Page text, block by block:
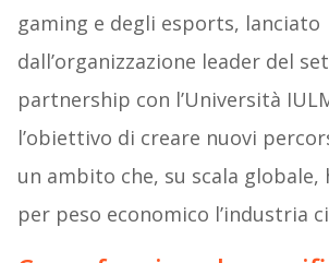
gaming e degli esports, lanciato
dall’organizzazione leader del
partnership con l’Università
l’obiettivo di creare nuovi
un ambito che, su scala globale,
per peso economico l’industria